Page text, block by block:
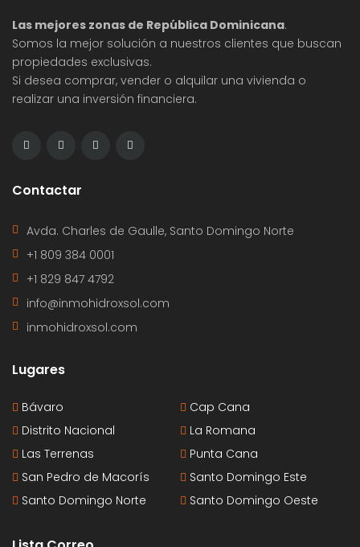
Las mejores zonas de República Dominicana.
Somos la mejor solución a nuestros clientes que buscan
propiedades exclusivas.
Si desea comprar, vender o alquilar una vivienda o
realizar una inversión financiera.
Contactar
Avda. Charles de Gaulle, Santo Domingo Norte
+1 809 384 0001
+1 829 847 4792
info@inmohidroxsol.com
inmohidroxsol.com
Lugares
Bávaro
Cap Cana
Distrito Nacional
La Romana
Las Terrenas
Punta Cana
San Pedro de Macorís
Santo Domingo Este
Santo Domingo Norte
Santo Domingo Oeste